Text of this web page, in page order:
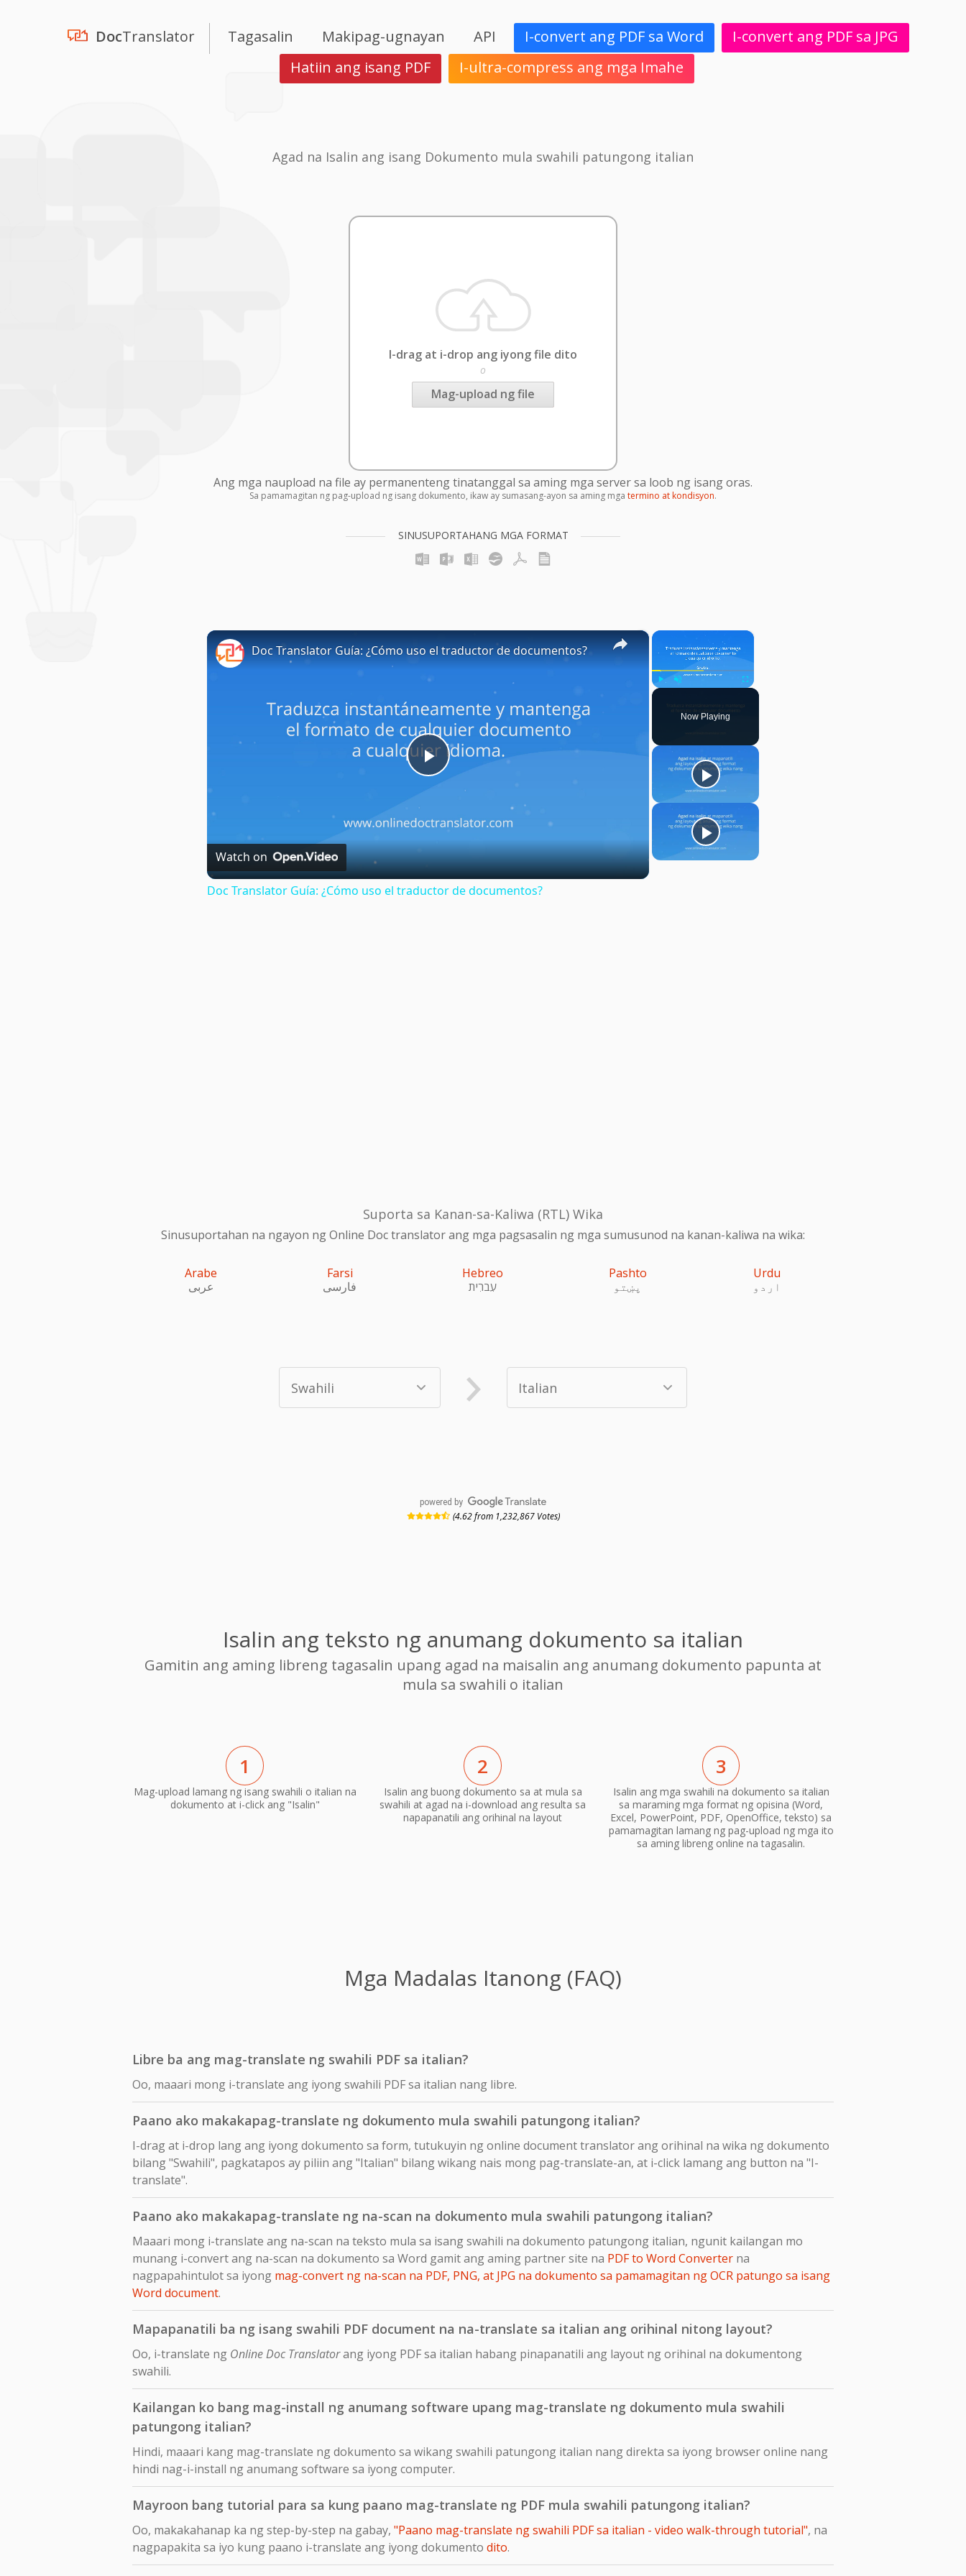
DocTranslator Tagasalin Makipag-ugnayan API I-convert ang PDF sa Word
I-convert ang PDF sa JPG
Hatiin ang isang PDF
I-ultra-compress ang mga Imahe
Agad na Isalin ang isang Dokumento mula swahili patungong italian
I-drag at i-drop ang iyong file dito
o
Mag-upload ng file
Ang mga naupload na file ay permanenteng tinatanggal sa aming mga server sa loob ng isang oras.
Sa pamamagitan ng pag-upload ng isang dokumento, ikaw ay sumasang-ayon sa aming mga termino at kondisyon.
SINUSUPORTAHANG MGA FORMAT
×
Fullscreen
Now Playing
×
Play
Video
Doc Translator Guía: ¿Cómo uso el traductor de documentos?
Watch on
Doc Translator Guía: ¿Cómo uso el traductor de documentos?
Suporta sa Kanan-sa-Kaliwa (RTL) Wika
Sinusuportahan na ngayon ng Online Doc translator ang mga pagsasalin ng mga sumusunod na kanan-kaliwa na wika:
Arabe
عربى
Farsi
فارسی
Hebreo
עִברִית
Pashto
پښتو
Urdu
اردو
powered by
(4.62 from 1,232,867 Votes)
Isalin ang teksto ng anumang dokumento sa italian
Gamitin ang aming libreng tagasalin upang agad na maisalin ang anumang dokumento papunta at
mula sa swahili o italian
1
Mag-upload lamang ng isang swahili o italian na
dokumento at i-click ang "Isalin"
2
Isalin ang buong dokumento sa at mula sa
swahili at agad na i-download ang resulta sa
napapanatili ang orihinal na layout
3
Isalin ang mga swahili na dokumento sa italian
sa maraming mga format ng opisina (Word,
Excel, PowerPoint, PDF, OpenOffice, teksto) sa
pamamagitan lamang ng pag-upload ng mga ito
sa aming libreng online na tagasalin.
Mga Madalas Itanong (FAQ)
Libre ba ang mag-translate ng swahili PDF sa italian?
Oo, maaari mong i-translate ang iyong swahili PDF sa italian nang libre.
Paano ako makakapag-translate ng dokumento mula swahili patungong italian?
I-drag at i-drop lang ang iyong dokumento sa form, tutukuyin ng online document translator ang orihinal na wika ng dokumento
bilang "Swahili", pagkatapos ay piliin ang "Italian" bilang wikang nais mong pag-translate-an, at i-click lamang ang button na "I-
translate".
Paano ako makakapag-translate ng na-scan na dokumento mula swahili patungong italian?
Maaari mong i-translate ang na-scan na teksto mula sa isang swahili na dokumento patungong italian, ngunit kailangan mo
munang i-convert ang na-scan na dokumento sa Word gamit ang aming partner site na PDF to Word Converter na
nagpapahintulot sa iyong mag-convert ng na-scan na PDF, PNG, at JPG na dokumento sa pamamagitan ng OCR patungo sa isang
Word document.
Mapapanatili ba ng isang swahili PDF document na na-translate sa italian ang orihinal nitong layout?
Oo, i-translate ng Online Doc Translatorang iyong PDF sa italian habang pinapanatili ang layout ng orihinal na dokumentong
swahili.
Kailangan ko bang mag-install ng anumang software upang mag-translate ng dokumento mula swahili
patungong italian?
Hindi, maaari kang mag-translate ng dokumento sa wikang swahili patungong italian nang direkta sa iyong browser online nang
hindi nag-i-install ng anumang software sa iyong computer.
Mayroon bang tutorial para sa kung paano mag-translate ng PDF mula swahili patungong italian?
Oo, makakahanap ka ng step-by-step na gabay, "Paano mag-translate ng swahili PDF sa italian - video walk-through tutorial", na
nagpapakita sa iyo kung paano i-translate ang iyong dokumento dito.